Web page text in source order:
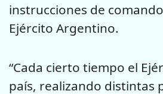
instrucciones de
Ejército Argentino.
“Cada cierto tiempo el
país, realizando distintas